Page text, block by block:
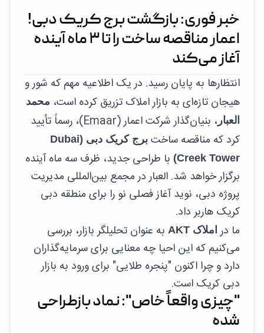
خبر فوری: بازگشت برج کریک دبی!
اعمار مناقصه ساخت را تا ۳ ماه آینده
آغاز می‌کند
انتظارها به پایان رسید. در یک اطلاعیه مهم که شور و
هیجان تازه‌ای به بازار املاک تزریق کرده است، محمد
العبار
، بنیان‌گذار شرکت اعمار (Emaar)، رسماً تأیید
کرد که مناقصه ساخت
برج کریک دبی (Dubai
Creek Tower) با طراحی جدید، ظرف سه ماه آینده
برگزار خواهد شد. العبار در مجمع بین‌المللی مدیریت
پروژه دبی، نوید آغاز فصلی نو را برای منطقه دبی
کریک هاربر داد.
ما در املاک AKT
به عنوان تحلیلگر بازار، بررسی
می‌کنیم که این احیا چه معنایی برای سرمایه‌گذاران
دارد و چرا اکنون "پنجره طلایی" برای ورود به بازار
دبی کریک است.
"چیزی واقعاً خاص": نماد بازطراحی
شده